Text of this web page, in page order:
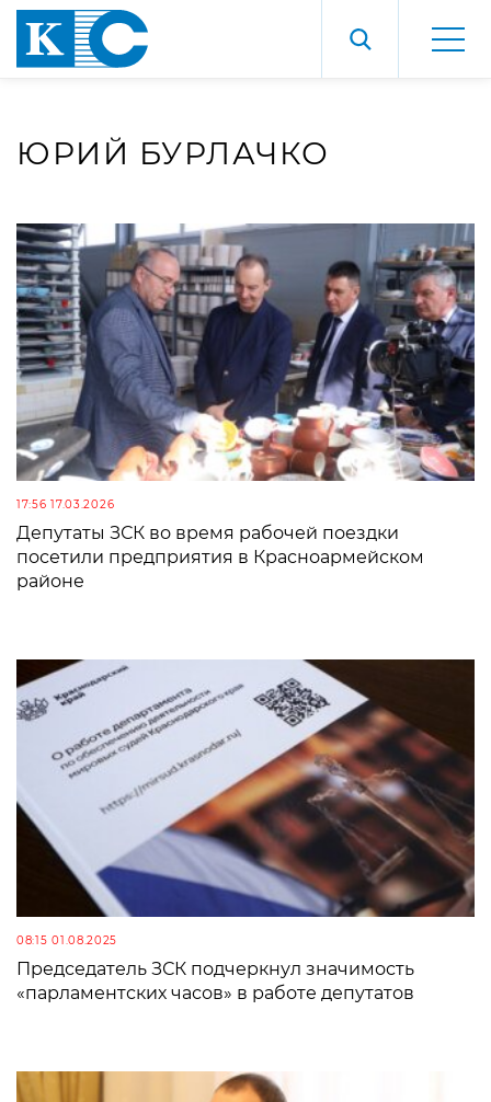
ЮРИЙ БУРЛАЧКО
17:56 17.03.2026
Депутаты ЗСК во время рабочей поездки
посетили предприятия в Красноармейском
районе
08:15 01.08.2025
Председатель ЗСК подчеркнул значимость
«парламентских часов» в работе депутатов